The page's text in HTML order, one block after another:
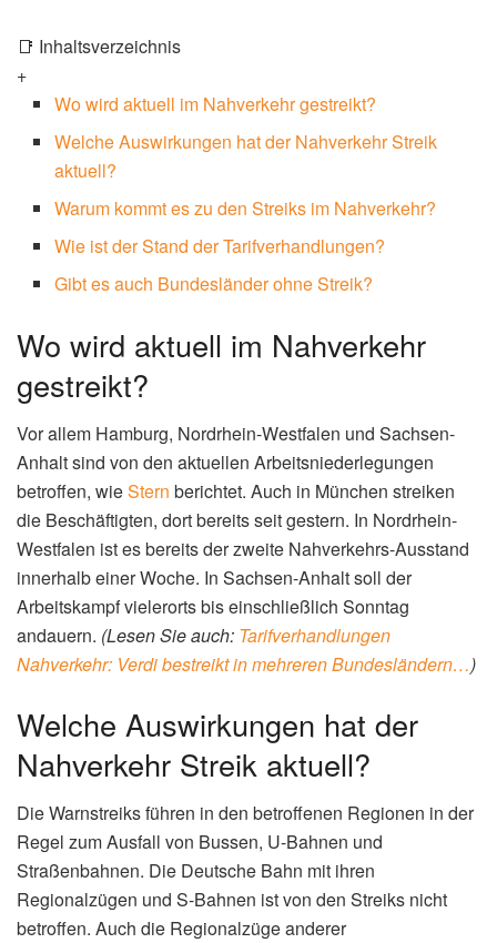
📑 Inhaltsverzeichnis
+
Wo wird aktuell im Nahverkehr gestreikt?
Welche Auswirkungen hat der Nahverkehr Streik
aktuell?
Warum kommt es zu den Streiks im Nahverkehr?
Wie ist der Stand der Tarifverhandlungen?
Gibt es auch Bundesländer ohne Streik?
Wo wird aktuell im Nahverkehr
gestreikt?
Vor allem Hamburg, Nordrhein-Westfalen und Sachsen-
Anhalt sind von den aktuellen Arbeitsniederlegungen
betroffen, wieStern berichtet. Auch in München streiken
die Beschäftigten, dort bereits seit gestern. In Nordrhein-
Westfalen ist es bereits der zweite Nahverkehrs-Ausstand
innerhalb einer Woche. In Sachsen-Anhalt soll der
Arbeitskampf vielerorts bis einschließlich Sonntag
andauern. (Lesen Sie auch: Tarifverhandlungen
Nahverkehr: Verdi bestreikt in mehreren Bundesländern…)
Welche Auswirkungen hat der
Nahverkehr Streik aktuell?
Die Warnstreiks führen in den betroffenen Regionen in der
Regel zum Ausfall von Bussen, U-Bahnen und
Straßenbahnen. Die Deutsche Bahn mit ihren
Regionalzügen und S-Bahnen ist von den Streiks nicht
betroffen. Auch die Regionalzüge anderer